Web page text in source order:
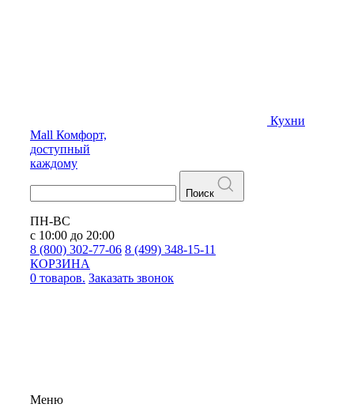
Кухни
Mall Комфорт,
доступный
каждому
Поиск
ПН-ВС
с 10:00 до 20:00
8 (800) 302-77-06 8 (499) 348-15-11
КОРЗИНА
0 товаров. Заказать звонок
Меню